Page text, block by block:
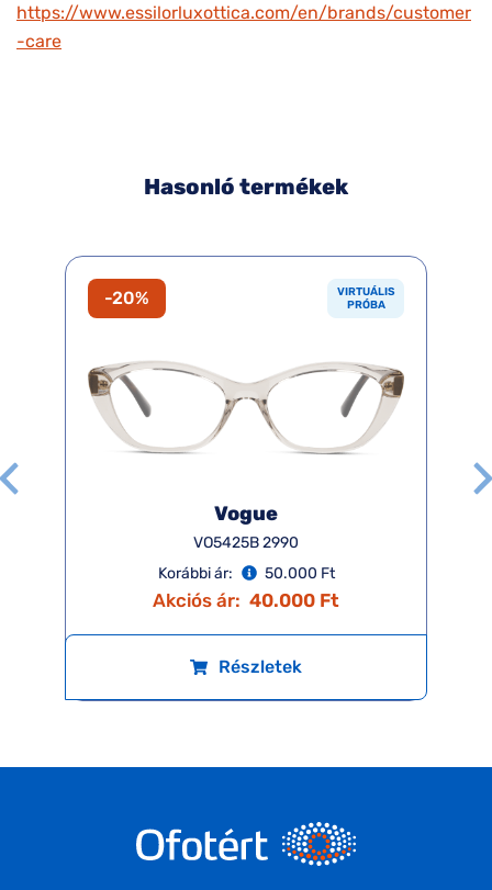
https://www.essilorluxottica.com/en/brands/customer
-care
Hasonló termékek
-20%
VIRTUÁLIS
PRÓBA
Vogue
VO5425B 2990
Korábbi ár:
50.000 Ft
Akciós ár: 40.000 Ft
Részletek